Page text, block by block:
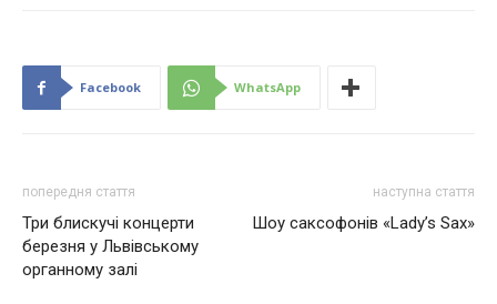
Facebook WhatsApp
попередня стаття
Три блискучі концерти
березня у Львівському
органному залі
наступна стаття
Шоу саксофонів «Lady’s Sax»